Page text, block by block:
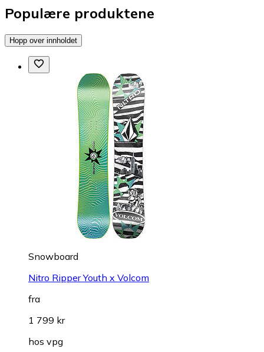
Populære produktene
Hopp over innholdet
Snowboard
Nitro Ripper Youth x Volcom
fra
1 799 kr
hos vpg